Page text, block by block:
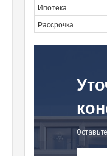
Ипотека
Рассрочка